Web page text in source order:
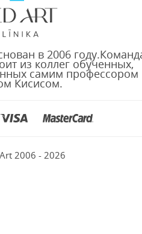
в 2006
из коллег обученных,
самим профессором
Кисисом.
2006 - 2026